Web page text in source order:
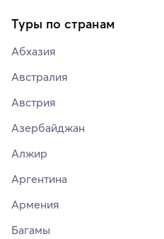
Туры по странам
Абхазия
Австралия
Австрия
Азербайджан
Алжир
Аргентина
Армения
Багамы